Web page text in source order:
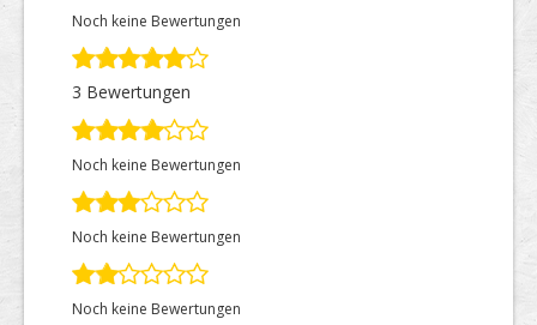
HELP Awards
Top Firmen
Über uns
Noch keine Bewertungen
3 Bewertungen
Noch keine Bewertungen
Noch keine Bewertungen
Noch keine Bewertungen